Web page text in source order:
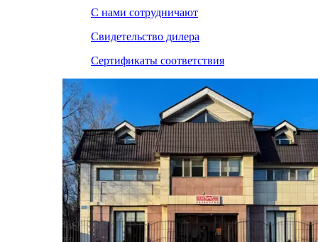
С нами сотрудничают
Свидетельство дилера
Сертификаты соответствия